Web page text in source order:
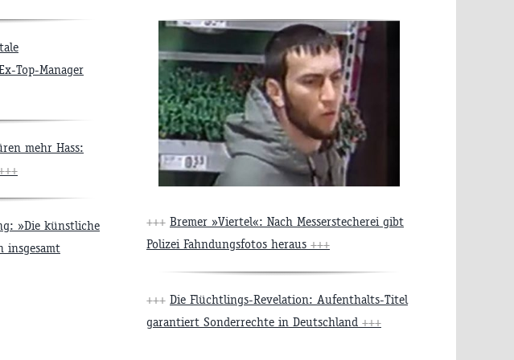
Top-Manager
mehr Hass:
»Die künstliche
insgesamt
+++ Bremer »Viertel«: Nach Messerstecherei gibt
Polizei Fahndungsfotos heraus +++
+++ Die Flüchtlings-Revelation: Aufenthalts-Titel
garantiert Sonderrechte in Deutschland +++